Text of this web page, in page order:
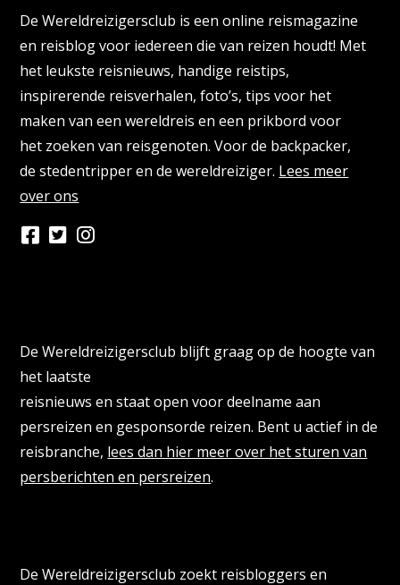
De Wereldreizigersclub is een online reismagazine
en reisblog voor iedereen die van reizen houdt! Met
het leukste reisnieuws, handige reistips,
inspirerende reisverhalen, foto’s, tips voor het
maken van een wereldreis en een prikbord voor
het zoeken van reisgenoten. Voor de backpacker,
de stedentripper en de wereldreiziger. Lees meer
over ons
De Wereldreizigersclub blijft graag op de hoogte van
het laatste
reisnieuws en staat open voor deelname aan
persreizen en gesponsorde reizen. Bent u actief in de
reisbranche, lees dan hier meer over het sturen van
persberichten en persreizen.
De Wereldreizigersclub zoekt reisbloggers en